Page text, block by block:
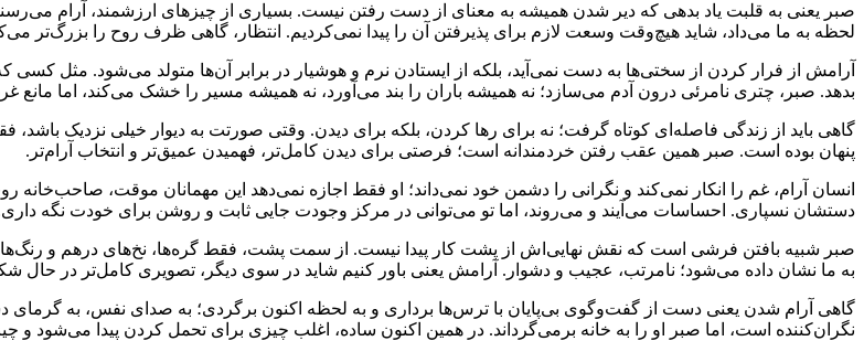
صبر یعنی به قلبت یاد بدهی که دیر شدن همیشه به معنای از دست رفتن نیست. بسیاری از چیزهای ارزشمند، آرام
لحظه به ما می‌داد، شاید هیچ‌وقت وسعت لازم برای پذیرفتن آن را پیدا نمی‌کردیم. انتظار، گاهی ظرف روح را بزرگ‌تر
آرامش از فرار کردن از سختی‌ها به دست نمی‌آید، بلکه از ایستادن نرم و هوشیار در برابر آن‌ها متولد می‌شود. مثل
بدهد. صبر، چتری نامرئی درون آدم می‌سازد؛ نه همیشه باران را بند می‌آورد، نه همیشه مسیر را خشک می‌کند، اما
گاهی باید از زندگی فاصله‌ای کوتاه گرفت؛ نه برای رها کردن، بلکه برای دیدن. وقتی صورتت به دیوار خیلی نزدیک باشد،
پنهان بوده است. صبر همین عقب رفتن خردمندانه است؛ فرصتی برای دیدن کامل‌تر، فهمیدن عمیق‌تر و انتخاب آرام‌تر.
انسان آرام، غم را انکار نمی‌کند و نگرانی را دشمن خود نمی‌داند؛ او فقط اجازه نمی‌دهد این مهمانان موقت، صاحب‌خانه
دستشان نسپاری. احساسات می‌آیند و می‌روند، اما تو می‌توانی در مرکز وجودت جایی ثابت و روشن برای خودت نگه
صبر شبیه بافتن فرشی است که نقش نهایی‌اش از پشت کار پیدا نیست. از سمت پشت، فقط گره‌ها، نخ‌های درهم و
به ما نشان داده می‌شود؛ نامرتب، عجیب و دشوار. آرامش یعنی باور کنیم شاید در سوی دیگر، تصویری کامل‌تر در حال
گاهی آرام شدن یعنی دست از گفت‌وگوی بی‌پایان با ترس‌ها برداری و به لحظه اکنون برگردی؛ به صدای نفس، به گرمای
نگران‌کننده است، اما صبر او را به خانه برمی‌گرداند. در همین اکنون ساده، اغلب چیزی برای تحمل کردن پیدا می‌شود و